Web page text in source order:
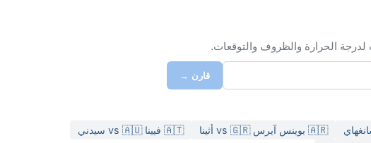
على المنطقة خلال أواخر الصيف. لا تشهد أينارو ثلوجاً أو ضباباً كثيفاً، لكن
أثناء ذروة الأمطار (يناير وفبراير) إذا كان السفر عبر الطرق الوعرة أمراً
الحرارة والظروف والتوقعات.
قارن →
🇦🇷 بوينس آيرس vs 🇬🇷 أثينا 🇦🇹 فيينا vs 🇦🇺 سيدني